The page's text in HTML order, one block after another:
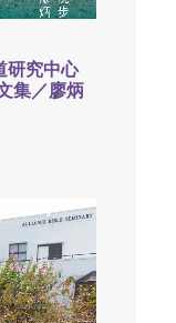
研究中心
集／廖炳